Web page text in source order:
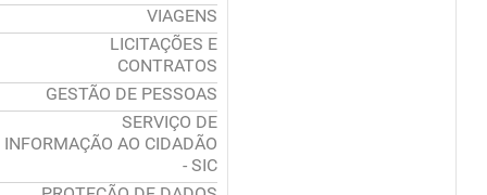
VIAGENS
LICITAÇÕES E
CONTRATOS
GESTÃO DE PESSOAS
SERVIÇO DE
INFORMAÇÃO AO CIDADÃO
- SIC